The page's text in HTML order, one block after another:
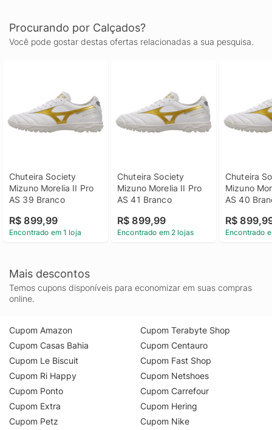
Procurando por Calçados?
Você pode gostar destas ofertas relacionadas a sua pesquisa.
Chuteira Society
Mizuno Morelia II Pro
AS 39 Branco
R$ 899,99
Encontrado em 1 loja
Chuteira Society
Mizuno Morelia II Pro
AS 41 Branco
R$ 899,99
Encontrado em 2 lojas
Chuteira
Mizuno
AS 40
R$
Encontrado
Mais descontos
Temos cupons disponíveis para economizar em suas compras
online.
Cupom Amazon
Cupom Casas Bahia
Cupom Le Biscuit
Cupom Ri Happy
Cupom Ponto
Cupom Extra
Cupom Petz
Cupom Terabyte Shop
Cupom Centauro
Cupom Fast Shop
Cupom Netshoes
Cupom Carrefour
Cupom Hering
Cupom Nike